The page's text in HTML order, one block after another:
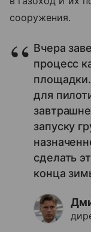
сооружения.
Вчера
процесс
для
запуску
сделать
конца